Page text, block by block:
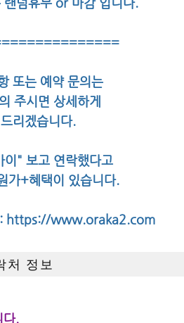
또는 예약 문의는
주시면 상세하게
리겠습니다.
이" 보고 연락했다고
가+혜택이 있습니다.
https://www.oraka2.com
처 정보
다.